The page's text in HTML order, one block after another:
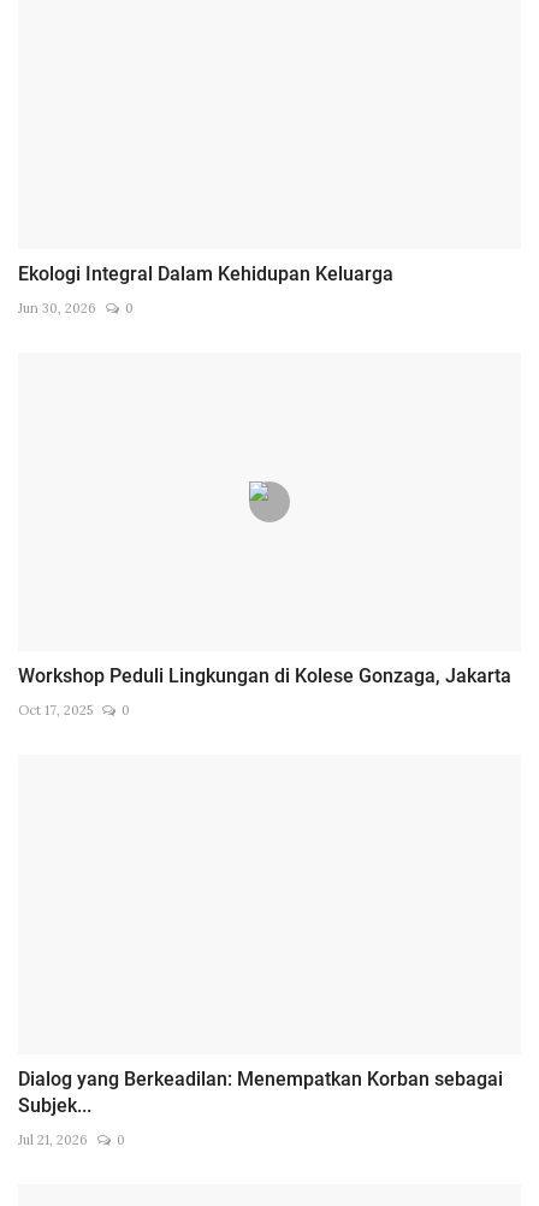
Ekologi Integral Dalam Kehidupan Keluarga
Jun 30, 2026 0
Workshop Peduli Lingkungan di Kolese Gonzaga, Jakarta
Oct 17, 2025 0
Dialog yang Berkeadilan: Menempatkan Korban sebagai
Subjek...
Jul 21, 2026 0